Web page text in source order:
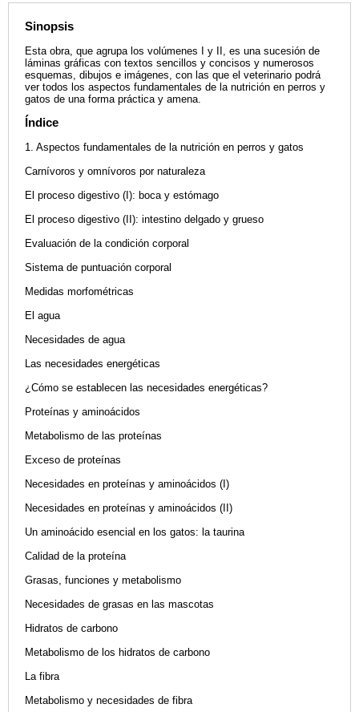
Sinopsis
Esta obra, que agrupa los volúmenes I y II, es una sucesión de
láminas gráficas con textos sencillos y concisos y numerosos
esquemas, dibujos e imágenes, con las que el veterinario podrá
ver todos los aspectos fundamentales de la nutrición en perros y
gatos de una forma práctica y amena.
Índice
1. Aspectos fundamentales de la nutrición en perros y gatos
Carnívoros y omnívoros por naturaleza
El proceso digestivo (I): boca y estómago
El proceso digestivo (II): intestino delgado y grueso
Evaluación de la condición corporal
Sistema de puntuación corporal
Medidas morfométricas
El agua
Necesidades de agua
Las necesidades energéticas
¿Cómo se establecen las necesidades energéticas?
Proteínas y aminoácidos
Metabolismo de las proteínas
Exceso de proteínas
Necesidades en proteínas y aminoácidos (I)
Necesidades en proteínas y aminoácidos (II)
Un aminoácido esencial en los gatos: la taurina
Calidad de la proteína
Grasas, funciones y metabolismo
Necesidades de grasas en las mascotas
Hidratos de carbono
Metabolismo de los hidratos de carbono
La fibra
Metabolismo y necesidades de fibra